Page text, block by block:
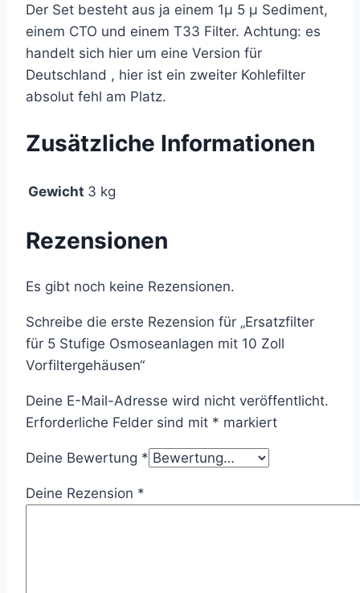
Der Set besteht aus ja einem 1µ 5 µ Sediment,
einem CTO und einem T33 Filter. Achtung: es
handelt sich hier um eine Version für
Deutschland , hier ist ein zweiter Kohlefilter
absolut fehl am Platz.
Zusätzliche Informationen
Gewicht 3 kg
Rezensionen
Es gibt noch keine Rezensionen.
Schreibe die erste Rezension für „Ersatzfilter
für 5 Stufige Osmoseanlagen mit 10 Zoll
Vorfiltergehäusen“
Deine E-Mail-Adresse wird nicht veröffentlicht.
Erforderliche Felder sind mit * markiert
Deine Bewertung *
Deine Rezension *